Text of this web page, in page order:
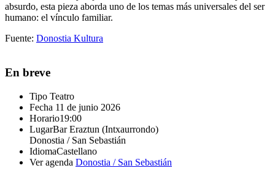
absurdo, esta pieza aborda uno de los temas más universales del ser
humano: el vínculo familiar.
Fuente: Donostia Kultura
En breve
Tipo Teatro
Fecha 11 de junio 2026
Horario19:00
LugarBar Eraztun (Intxaurrondo)
Donostia / San Sebastián
IdiomaCastellano
Ver agenda Donostia / San Sebastián